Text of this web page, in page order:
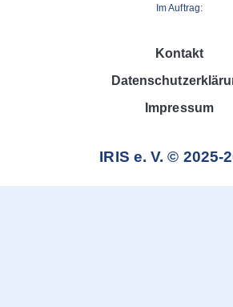
Im Auftrag:
Kontakt
Impressum
IRIS e. V. © 2025-